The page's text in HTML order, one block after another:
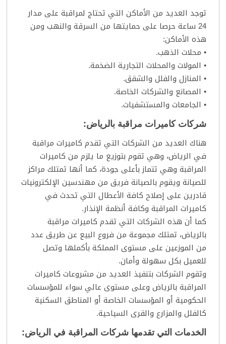
توجد العديد من الأماكن التي تحتاج لمراقبة على مدار
24 ساعة حرصا على حمايتها من السرقة والنهب ومن
هذه الأماكن:
• محلات الذهب.
• المولات والمحلات التجارية الضخمة.
• المنازل والفلل والشقق.
• المصانع والشركات الخاصة.
• الجامعات والمستشفيات.
شركات كاميرات مراقبة بالرياض:
هناك العديد من الشركات التي تقدم كاميرات مراقبة
في الرياض، وهي تقوم بتوزيع ما يلزم من كاميرات
المراقبة وهي تتماز بأعلى جودة، كما أنها تمتلك مراكز
للصيانة ويقوم بالصيانة فريق من مهندسين الإلكترونيات
قادرين على إصلاح كافة الأعطال التي تحدث في
كاميرات المراقبة وكافة أنظمة الإنذار.
كما أن هذه الشركات التي تقدم كاميرات مراقبة
بالرياض، تمتلك مجموعة من فروع البيع عن طريق عدد
من الموزعين على مستوى المملكة بأكملها وتصل
للعميل بكل سهولة وأمان.
وتقوم الشركات بتنفيذ العديد من مشروعات كاميرات
المراقبة بالرياض وعلى مستوى عالي سواء للمؤسسات
الحكومية أو المؤسسات الخاصة أو المناطق السكنية
كالفلل والمزارع والقرى السياحية.
الخدمات التي تقدمها شركات المراقبة في الرياض: